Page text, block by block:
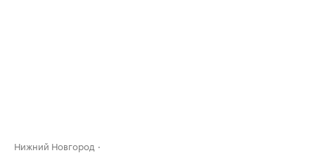
Нижний Новгород